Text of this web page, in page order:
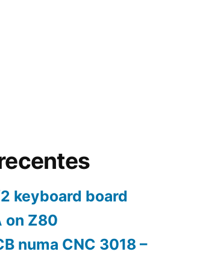
keyboard board
on Z80
numa CNC 3018 –